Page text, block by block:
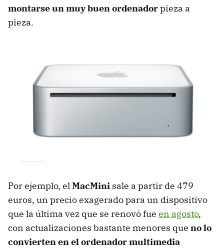
montarse un muy buen ordenadorpieza a
pieza.
Por ejemplo, elMacMini sale a partir de 479
euros, un precio exagerado para un dispositivo
que la última vez que se renovó fue en agosto,
con actualizaciones bastante menores que no lo
convierten en el ordenador multimedia